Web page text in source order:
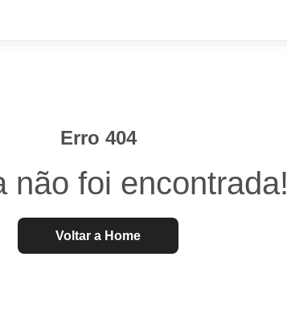
Erro 404
não foi encontrada!
Voltar a Home